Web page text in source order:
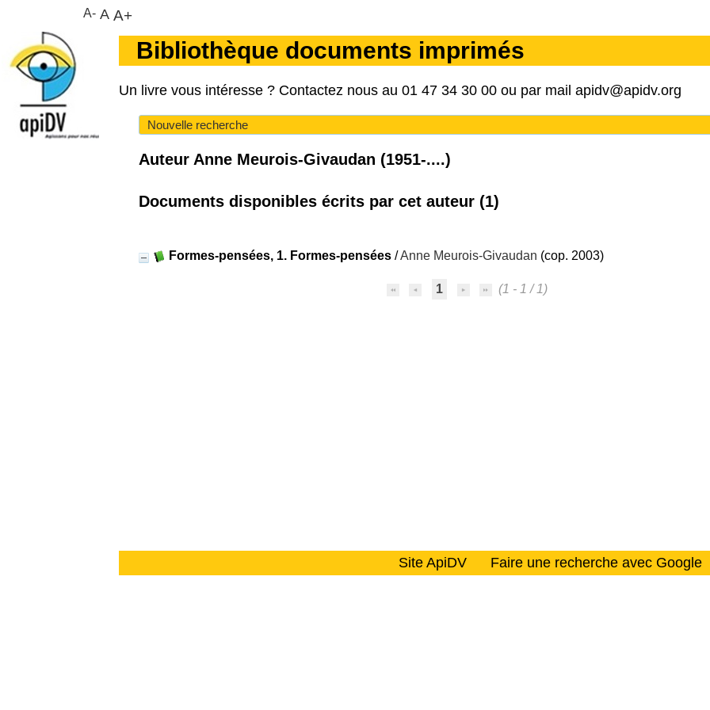
Bibliothèque documents imprimés
Un livre vous intéresse ? Contactez nous au 01 47 34 30 00 ou par mail apidv@apidv.org
Nouvelle recherche
Auteur Anne Meurois-Givaudan (1951-....)
Documents disponibles écrits par cet auteur (1)
Formes-pensées, 1. Formes-pensées /Anne Meurois-Givaudan (cop. 2003)
1 (1 - 1 / 1)
Site ApiDV Faire une recherche avec Google
A- A A+